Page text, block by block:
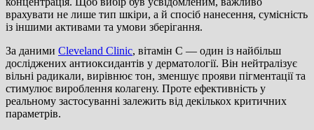
врахувати не лише тип шкіри, а й спосіб нанесення, сумісність
із іншими активами та умови зберігання.
За даними Cleveland Clinic, вітамін С — один із найбільш
досліджених антиоксидантів у дерматології. Він нейтралізує
вільні радикали, вирівнює тон, зменшує прояви пігментації та
стимулює вироблення колагену. Проте ефективність у
реальному застосуванні залежить від декількох критичних
параметрів.